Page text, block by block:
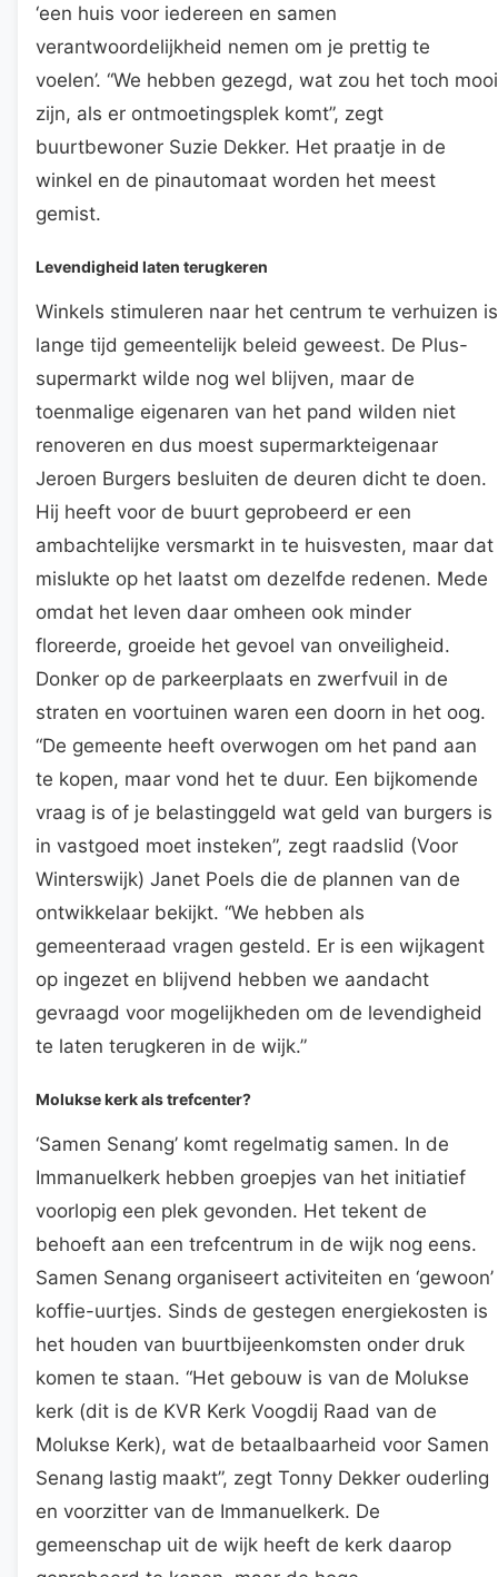
‘een huis voor iedereen en samen
verantwoordelijkheid nemen om je prettig te
voelen’. “We hebben gezegd, wat zou het toch mooi
zijn, als er ontmoetingsplek komt”, zegt
buurtbewoner Suzie Dekker. Het praatje in de
winkel en de pinautomaat worden het meest
gemist.
Levendigheid laten terugkeren
Winkels stimuleren naar het centrum te verhuizen is
lange tijd gemeentelijk beleid geweest. De Plus-
supermarkt wilde nog wel blijven, maar de
toenmalige eigenaren van het pand wilden niet
renoveren en dus moest supermarkteigenaar
Jeroen Burgers besluiten de deuren dicht te doen.
Hij heeft voor de buurt geprobeerd er een
ambachtelijke versmarkt in te huisvesten, maar dat
mislukte op het laatst om dezelfde redenen. Mede
omdat het leven daar omheen ook minder
floreerde, groeide het gevoel van onveiligheid.
Donker op de parkeerplaats en zwerfvuil in de
straten en voortuinen waren een doorn in het oog.
“De gemeente heeft overwogen om het pand aan
te kopen, maar vond het te duur. Een bijkomende
vraag is of je belastinggeld wat geld van burgers is
in vastgoed moet insteken”, zegt raadslid (Voor
Winterswijk) Janet Poels die de plannen van de
ontwikkelaar bekijkt. “We hebben als
gemeenteraad vragen gesteld. Er is een wijkagent
op ingezet en blijvend hebben we aandacht
gevraagd voor mogelijkheden om de levendigheid
te laten terugkeren in de wijk.”
Molukse kerk als trefcenter?
‘Samen Senang’ komt regelmatig samen. In de
Immanuelkerk hebben groepjes van het initiatief
voorlopig een plek gevonden. Het tekent de
behoeft aan een trefcentrum in de wijk nog eens.
Samen Senang organiseert activiteiten en ‘gewoon’
koffie-uurtjes. Sinds de gestegen energiekosten is
het houden van buurtbijeenkomsten onder druk
komen te staan. “Het gebouw is van de Molukse
kerk (dit is de KVR Kerk Voogdij Raad van de
Molukse Kerk), wat de betaalbaarheid voor Samen
Senang lastig maakt”, zegt Tonny Dekker ouderling
en voorzitter van de Immanuelkerk. De
gemeenschap uit de wijk heeft de kerk daarop